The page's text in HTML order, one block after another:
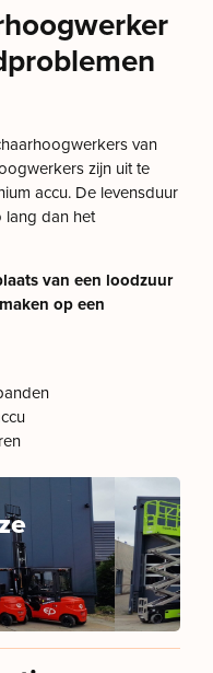
van
zijn uit te
accu. De levensduur
lang dan het
van een loodzuur
op een